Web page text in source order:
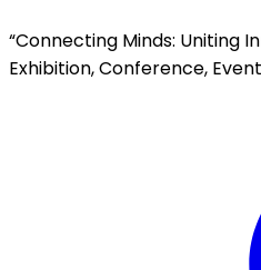
“Connecting Minds: Uniting
Exhibition, Conference,